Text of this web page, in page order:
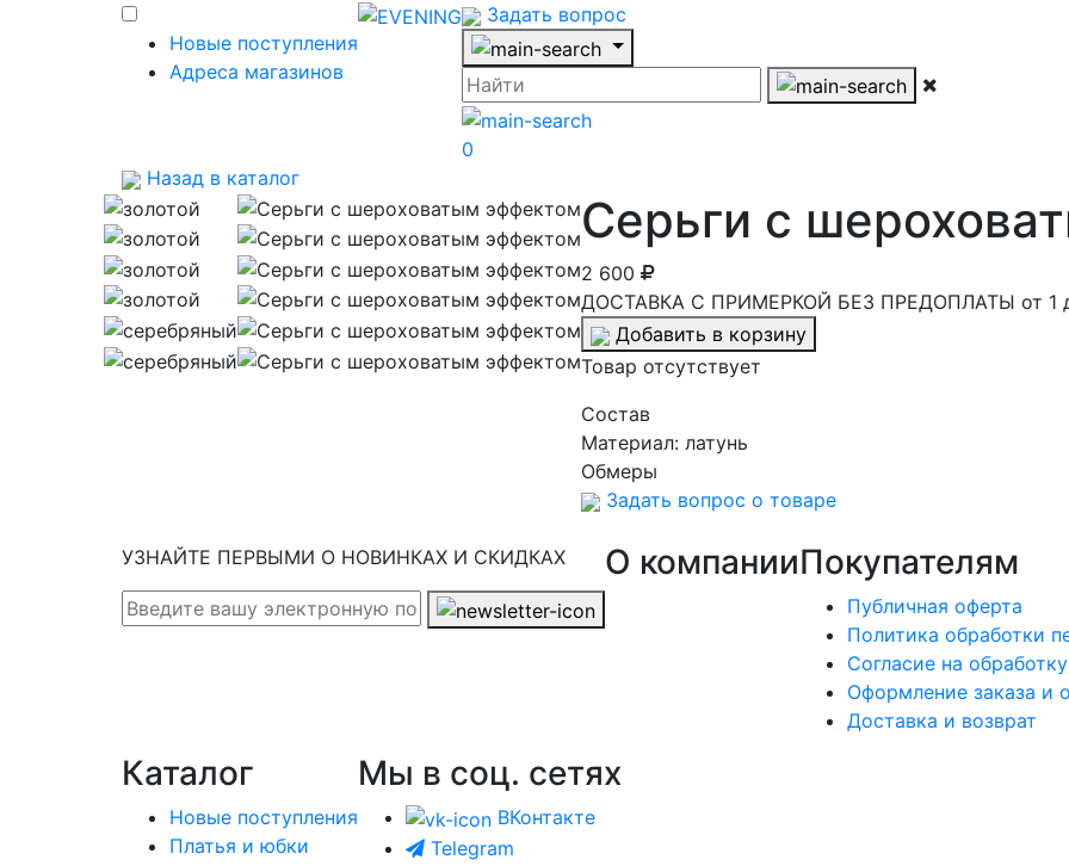
Новые поступления
Адреса магазинов
Задать вопрос
0
Назад в каталог
Серьги с
2 600
ДОСТАВКА С ПРИМЕРКОЙ БЕЗ ПРЕДОПЛАТЫ от 1
Добавить в корзину
Товар отсутствует
Cостав
Материал: латунь
Обмеры
Задать вопрос о товаре
УЗНАЙТЕ ПЕРВЫМИ О НОВИНКАХ И СКИДКАХ О компанииПокупателям
Публичная оферта
Политика обработки
Согласие на
Оформление заказа и
Доставка и возврат
Каталог
Новые поступления
Платья и юбки
Мы в соц. сетях
ВКонтакте
Telegram